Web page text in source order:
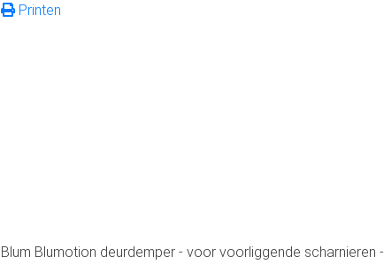
Printen
Blum Blumotion deurdemper - voor voorliggende scharnieren -